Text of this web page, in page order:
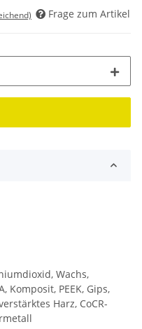
Frage zum Artikel
Wachs,
Komposit, PEEK, Gips,
Harz, CoCR-